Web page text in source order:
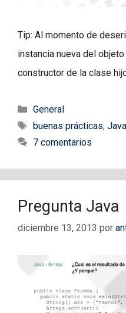
Tip: Al momento de
instancia nueva del
constructor de la clase
Categorías
General
Etiquetas
buenas prácticas, Java
7 comentarios
Pregunta Java
diciembre 13, 2013 por